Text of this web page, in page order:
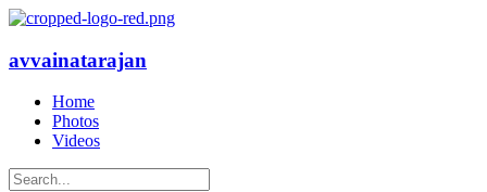
avvainatarajan
Home
Photos
Videos